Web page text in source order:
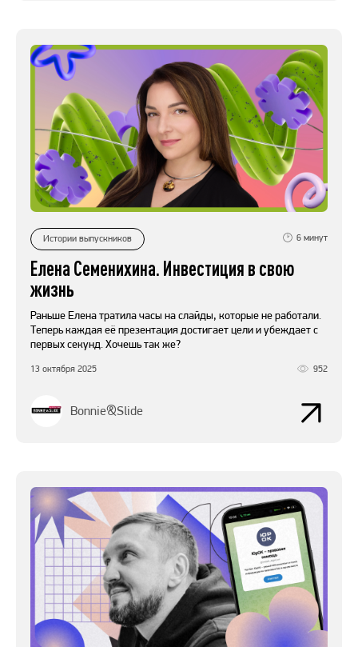
Истории выпускников 6 минут
Елена Семенихина. Инвестиция в свою
жизнь
Раньше Елена тратила часы на слайды, которые не работали.
Теперь каждая её презентация достигает цели и убеждает с
первых секунд. Хочешь так же?
13 октября 2025 952
Bonnie&Slide